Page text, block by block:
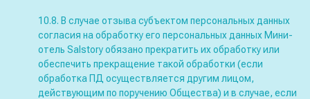
10.8. В случае отзыва субъектом персональных данных
согласия на обработку его персональных данных Мини-
отель Salstory обязано прекратить их обработку или
обеспечить прекращение такой обработки (если
обработка ПД осуществляется другим лицом,
действующим по поручению Общества) и в случае, если